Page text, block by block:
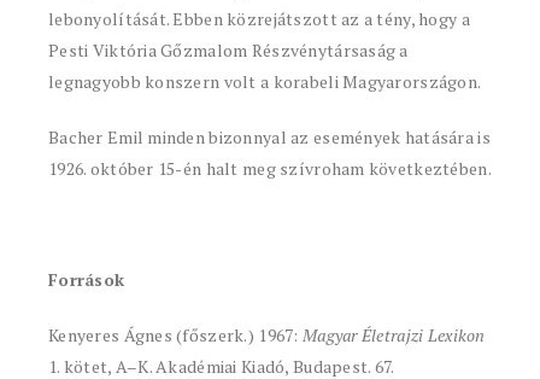
lebonyolítását. Ebben közrejátszott az a tény, hogy a
Pesti Viktória Gőzmalom Részvénytársaság a
legnagyobb konszern volt a korabeli Magyarországon.
Bacher Emil minden bizonnyal az események hatására is
1926. október 15-én halt meg szívroham következtében.
Források
Kenyeres Ágnes (főszerk.) 1967: Magyar Életrajzi Lexikon
1. kötet, A–K. Akadémiai Kiadó, Budapest. 67.